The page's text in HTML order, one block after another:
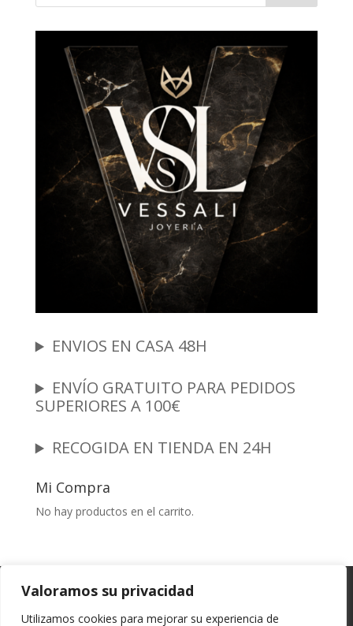
Valoramos su privacidad
Utilizamos cookies para mejorar su experiencia de
ENVIOS EN CASA 48H
ENVÍO GRATUITO PARA PEDIDOS
SUPERIORES A 100€
RECOGIDA EN TIENDA EN 24H
Mi Compra
No hay productos en el carrito.
Garantia y Autenticidad